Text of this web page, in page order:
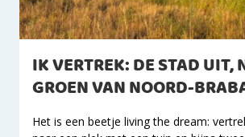
IK VERTREK: DE STAD UIT,
GROEN VAN NOORD-
Het is een beetje living the dream: